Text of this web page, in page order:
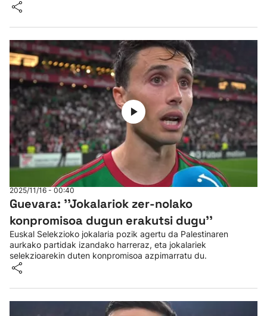
Mendi-lasterketak
Kirol gehiago
"Helmuga"
2025/11/16 - 00:40
Guevara: ''Jokalariok zer-nolako
konpromisoa dugun erakutsi dugu''
Euskal Selekzioko jokalaria pozik agertu da Palestinaren
aurkako partidak izandako harreraz, eta jokalariek
selekzioarekin duten konpromisoa azpimarratu du.